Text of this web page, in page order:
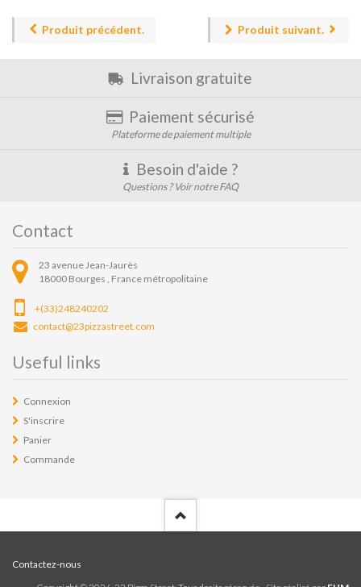
Produit précédent. Produit suivant.
Livraison gratuite
Paiement sécurisé
Plateforme de paiement multiple
Besoin d'aide ?
Questions ? Voir notre FAQ
Contact
23 avenue Jean-Jaurès
18000 Bourges , France métropolitaine
+(33)248240202
contact@23pizzastreet.com
Useful links
Connexion
S'inscrire
Panier
Commande
Contactez-nous